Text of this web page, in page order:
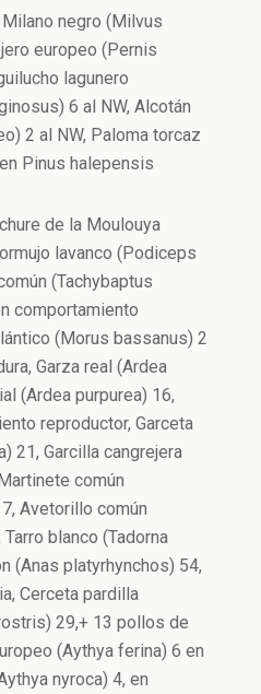
negro (Milvus
europeo (Pernis
lagunero
6 al NW, Alcotán
2 al NW, Paloma torcaz
Pinus halepensis
de la Moulouya
lavanco (Podiceps
(Tachybaptus
comportamiento
(Morus bassanus) 2
Garza real (Ardea
(Ardea purpurea) 16,
reproductor, Garceta
21, Garcilla cangrejera
común
Avetorillo común
blanco (Tadorna
(Anas platyrhynchos) 54,
Cerceta pardilla
29,+ 13 pollos de
(Aythya ferina) 6 en
nyroca) 4, en